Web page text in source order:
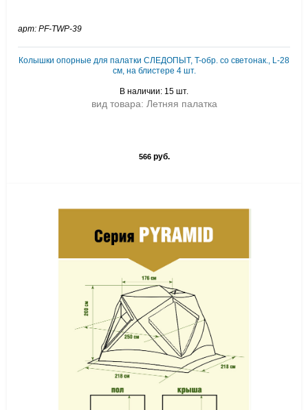
арт: PF-TWP-39
Колышки опорные для палатки СЛЕДОПЫТ, T-обр. со светонак., L-28
см, на блистере 4 шт.
В наличии: 15 шт.
вид товара: Летняя палатка
566руб.